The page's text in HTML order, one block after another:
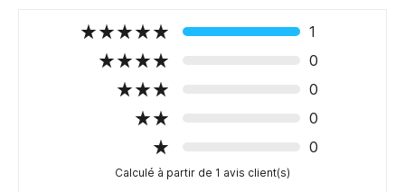
1
0
0
0
0
Calculé à partir de 1 avis client(s)